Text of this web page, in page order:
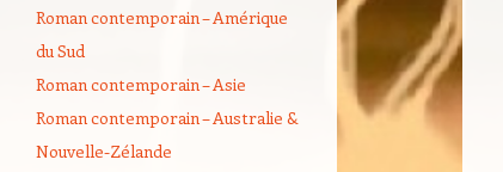
Roman contemporain – Amérique
du Sud
Roman contemporain – Asie
Roman contemporain – Australie &
Nouvelle-Zélande